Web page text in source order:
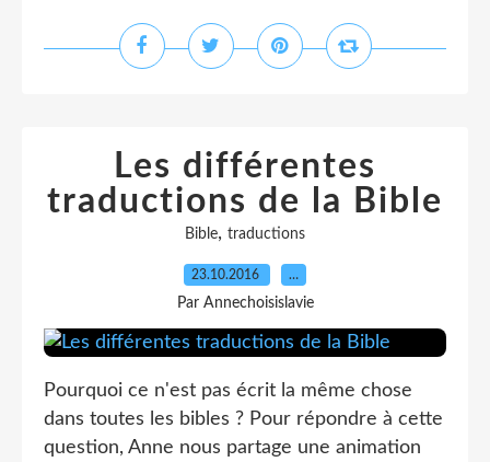
Les différentes
traductions de la Bible
Bible, traductions
23.10.2016 …
Par Annechoisislavie
Pourquoi ce n'est pas écrit la même chose
dans toutes les bibles ? Pour répondre à cette
question, Anne nous partage une animation